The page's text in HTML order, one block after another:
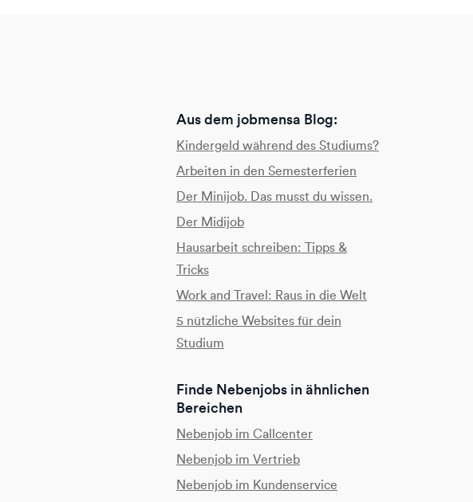
Aus dem jobmensa Blog:
Kindergeld während des Studiums?
Arbeiten in den Semesterferien
Der Minijob. Das musst du wissen.
Der Midijob
Hausarbeit schreiben: Tipps &
Tricks
Work and Travel: Raus in die Welt
5 nützliche Websites für dein
Studium
Finde Nebenjobs in ähnlichen
Bereichen
Nebenjob im Callcenter
Nebenjob im Vertrieb
Nebenjob im Kundenservice